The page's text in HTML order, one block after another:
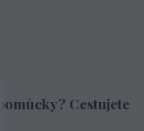
Cestujete